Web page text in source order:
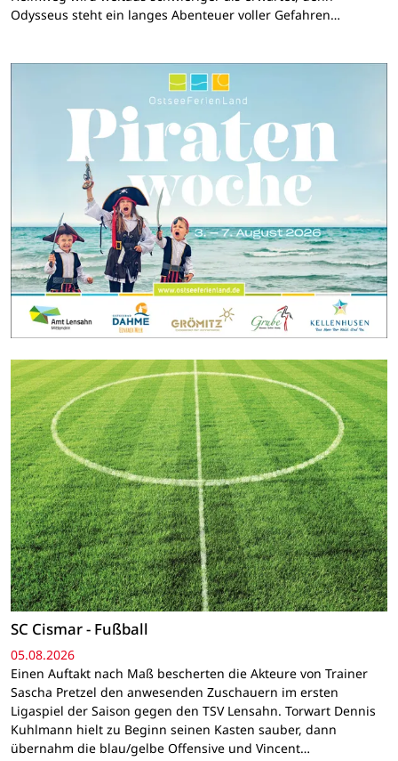
Odysseus steht ein langes Abenteuer voller Gefahren…
SC Cismar - Fußball
05.08.2026
Einen Auftakt nach Maß bescherten die Akteure von Trainer
Sascha Pretzel den anwesenden Zuschauern im ersten
Ligaspiel der Saison gegen den TSV Lensahn. Torwart Dennis
Kuhlmann hielt zu Beginn seinen Kasten sauber, dann
übernahm die blau/gelbe Offensive und Vincent…